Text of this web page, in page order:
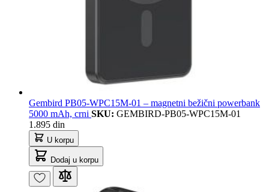
Gembird PB05-WPC15M-01 – magnetni bežični powerbank
5000 mAh, crni SKU: GEMBIRD-PB05-WPC15M-01
1.895 din
U korpu
Dodaj u korpu